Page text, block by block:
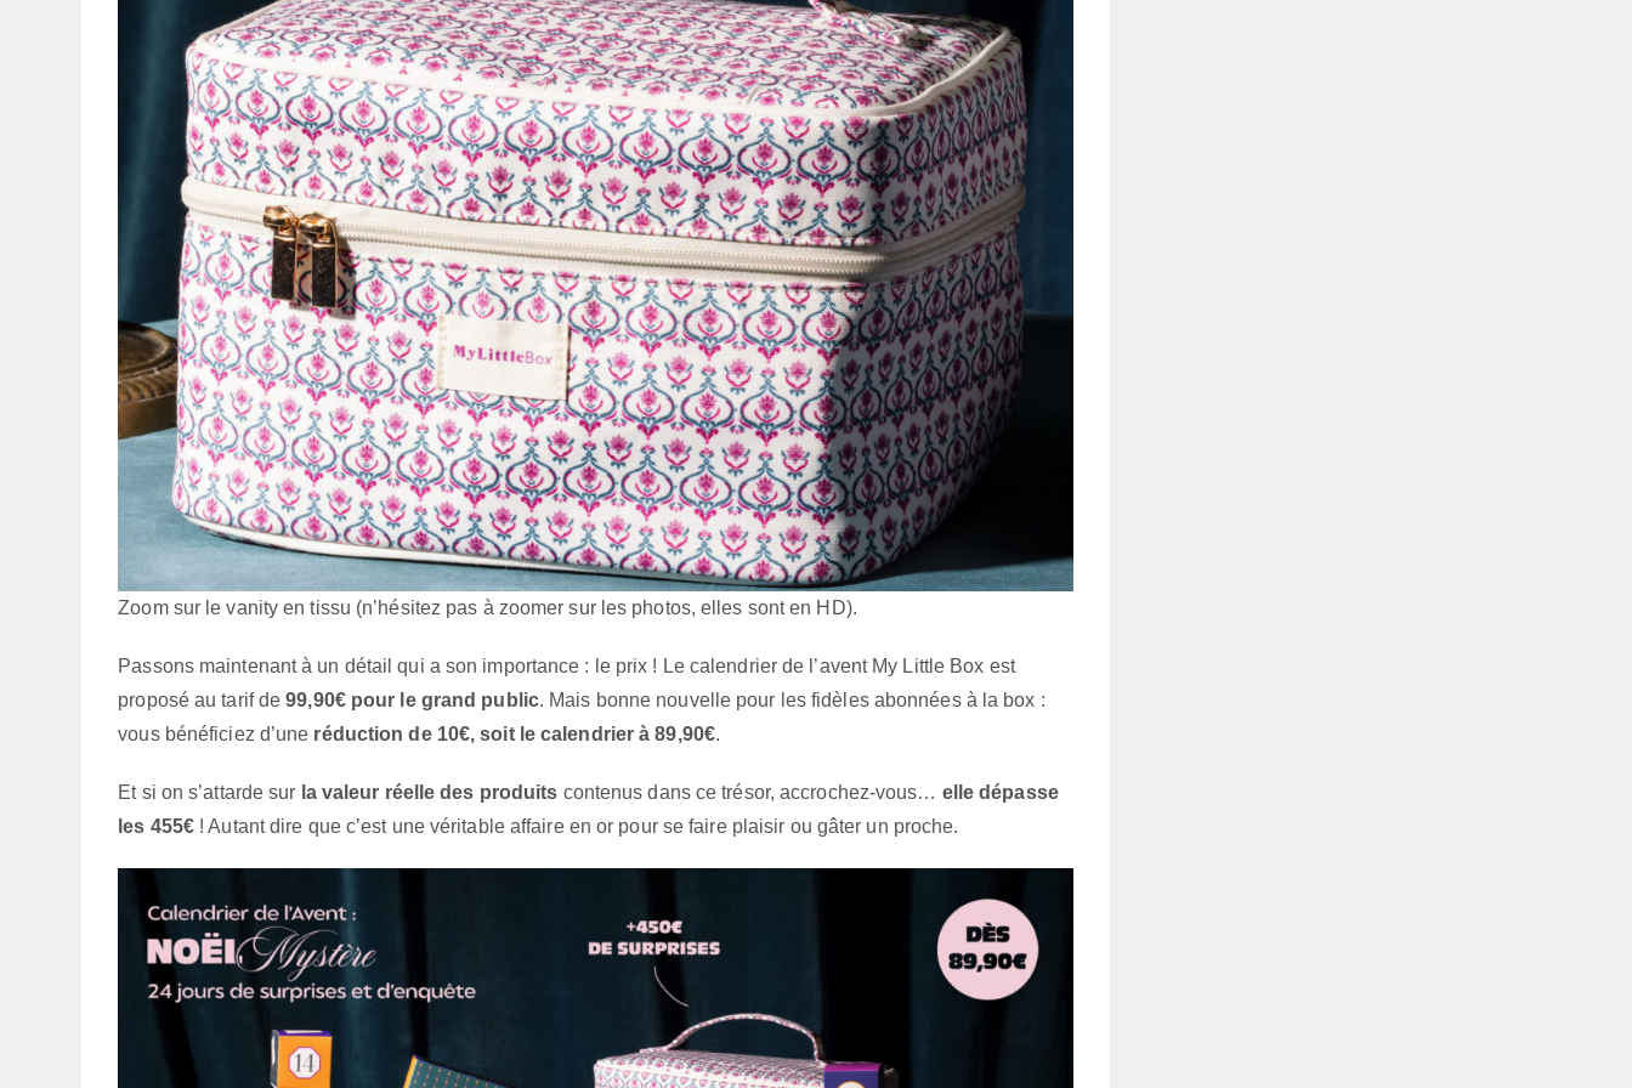
Zoom sur le vanity en tissu (n’hésitez pas à zoomer sur les photos, elles sont en HD).
Passons maintenant à un détail qui a son importance : le prix ! Le calendrier de l’avent My Little Box est
proposé au tarif de99,90€ pour le grand public. Mais bonne nouvelle pour les fidèles abonnées à la box :
vous bénéficiez d’une réduction de 10€, soit le calendrier à 89,90€.
Et si on s’attarde sur la valeur réelle des produits contenus dans ce trésor, accrochez-vous… elle dépasse
les 455€ ! Autant dire que c’est une véritable affaire en or pour se faire plaisir ou gâter un proche.